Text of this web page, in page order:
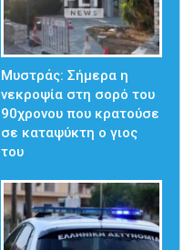
Mυστράς: Σήμερα η
νεκροψία στη σορό του
90χρονου που κρατούσε
σε καταψύκτη ο γιος
του